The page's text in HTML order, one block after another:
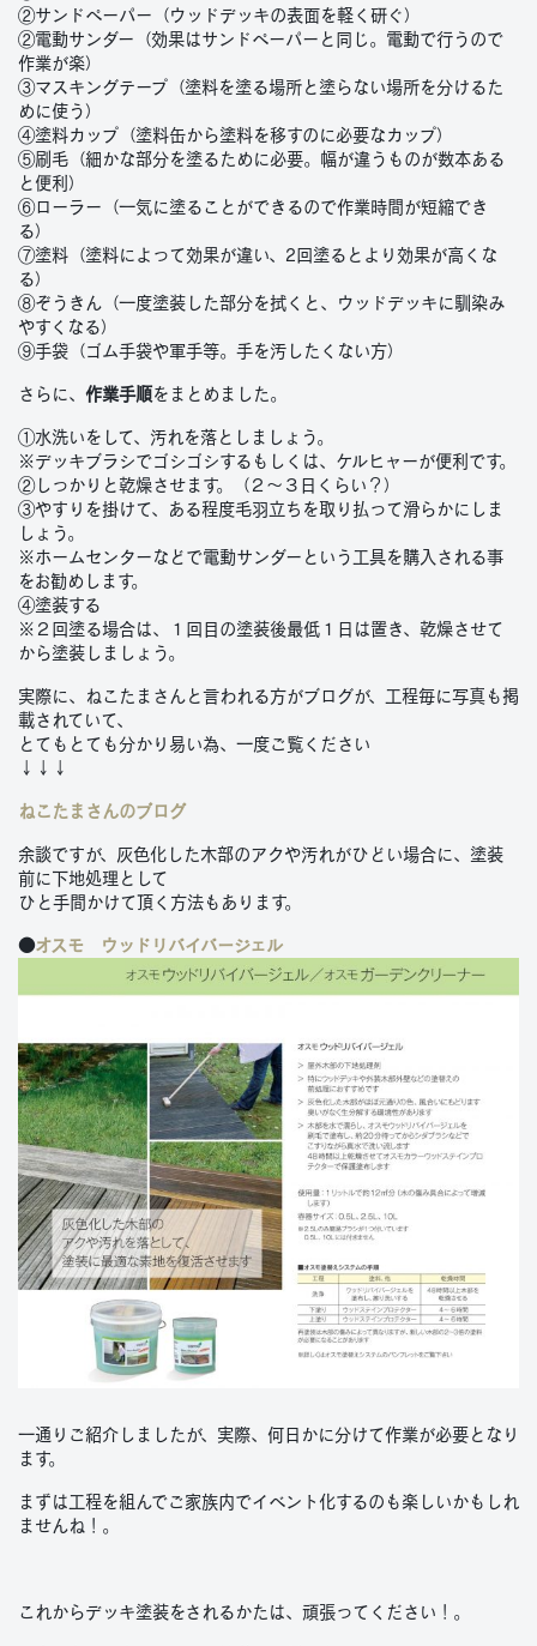
②サンドペーパー（ウッドデッキの表面を軽く研ぐ）
②電動サンダー（効果はサンドペーパーと同じ。電動で行うので
作業が楽）
③マスキングテープ（塗料を塗る場所と塗らない場所を分けるた
めに使う）
④塗料カップ（塗料缶から塗料を移すのに必要なカップ）
⑤刷毛（細かな部分を塗るために必要。幅が違うものが数本ある
と便利）
⑥ローラー（一気に塗ることができるので作業時間が短縮でき
る）
⑦塗料（塗料によって効果が違い、2回塗るとより効果が高くな
る）
⑧ぞうきん（一度塗装した部分を拭くと、ウッドデッキに馴染み
やすくなる）
⑨手袋（ゴム手袋や軍手等。手を汚したくない方）
さらに、 作業手順をまとめました。
①水洗いをして、汚れを落としましょう。
※デッキブラシでゴシゴシするもしくは、ケルヒャーが便利です。
②しっかりと乾燥させます。（２～３日くらい？）
③やすりを掛けて、ある程度毛羽立ちを取り払って滑らかにしま
しょう。
※ホームセンターなどで電動サンダーという工具を購入される事
をお勧めします。
④塗装する
※２回塗る場合は、１回目の塗装後最低１日は置き、乾燥させて
から塗装しましょう。
実際に、ねこたまさんと言われる方がブログが、工程毎に写真も掲
載されていて、
とてもとても分かり易い為、一度ご覧ください
↓↓↓
ねこたまさんのブログ
余談ですが、灰色化した木部のアクや汚れがひどい場合に、塗装
前に下地処理として
ひと手間かけて頂く方法もあります。
●オスモ ウッドリバイバージェル
一通りご紹介しましたが、実際、何日かに分けて作業が必要となり
ます。
まずは工程を組んでご家族内でイベント化するのも楽しいかもしれ
ませんね！。
これからデッキ塗装をされるかたは、頑張ってください！。